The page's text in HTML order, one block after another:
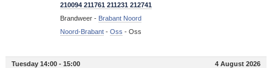
210094 211761 211231 212741
Brandweer - Brabant Noord
Noord-Brabant- Oss - Oss
Tuesday 14:00 - 15:00 4 August 2026